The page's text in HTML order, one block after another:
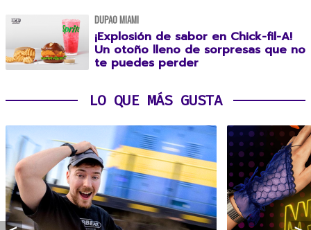
DUPAO MIAMI
¡Explosión de sabor en Chick-fil-A!
Un otoño lleno de sorpresas que no
te puedes perder
LO QUE MÁS GUSTA